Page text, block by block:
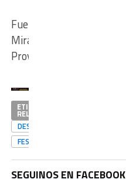
Fuente:
Mirador
Provincial
ETIQUETAS
RELACIONADAS
DESTACADAS
FESTIVALDELPESCADOR
SEGUINOS EN FACEBOOK